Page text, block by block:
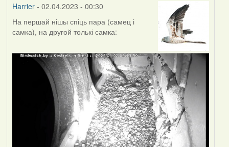
Harrier- 02.04.2023 - 00:30
На першай нішы спіць пара (самец і
самка), на другой толькі самка: